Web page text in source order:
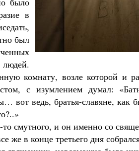
в
был
комнату, возле которой и
с изумлением думал:
вот ведь, братья-славяне, как
то смутного, и он именно со
же в конце третьего дня